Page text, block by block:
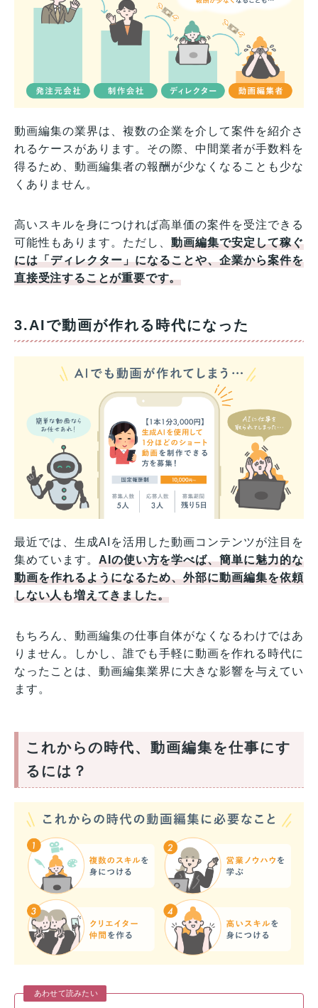
動画編集の業界は、複数の企業を介して案件を紹介さ
れるケースがあります。その際、中間業者が手数料を
得るため、動画編集者の報酬が少なくなることも少な
くありません。
高いスキルを身につければ高単価の案件を受注できる
可能性もあります。ただし、動画編集で安定して稼ぐ
には「ディレクター」になることや、企業から案件を
直接受注することが重要です。
3.AIで動画が作れる時代になった
最近では、生成AIを活用した動画コンテンツが注目を
集めています。 AIの使い方を学べば、簡単に魅力的な
動画を作れるようになるため、外部に動画編集を依頼
しない人も増えてきました。
もちろん、動画編集の仕事自体がなくなるわけではあ
りません。しかし、誰でも手軽に動画を作れる時代に
なったことは、動画編集業界に大きな影響を与えてい
ます。
これからの時代、動画編集を仕事にす
るには？
あわせて読みたい